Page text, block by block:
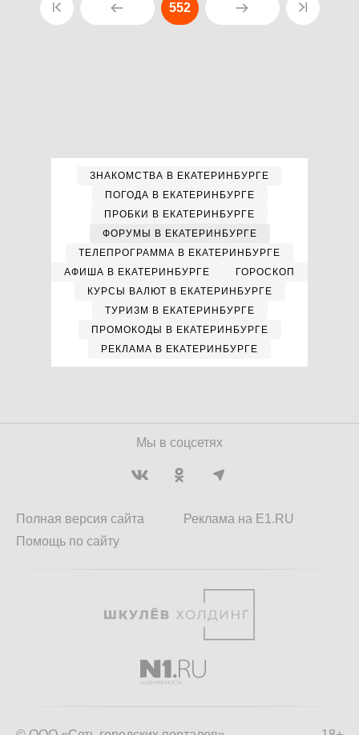
552
ЗНАКОМСТВА В ЕКАТЕРИНБУРГЕ
ПОГОДА В ЕКАТЕРИНБУРГЕ
ПРОБКИ В ЕКАТЕРИНБУРГЕ
ФОРУМЫ В ЕКАТЕРИНБУРГЕ
ТЕЛЕПРОГРАММА В ЕКАТЕРИНБУРГЕ
АФИША В ЕКАТЕРИНБУРГЕ
ГОРОСКОП
КУРСЫ ВАЛЮТ В ЕКАТЕРИНБУРГЕ
ТУРИЗМ В ЕКАТЕРИНБУРГЕ
ПРОМОКОДЫ В ЕКАТЕРИНБУРГЕ
РЕКЛАМА В ЕКАТЕРИНБУРГЕ
Мы в соцсетях
Полная версия сайта
Помощь по сайту
Реклама на E1.RU